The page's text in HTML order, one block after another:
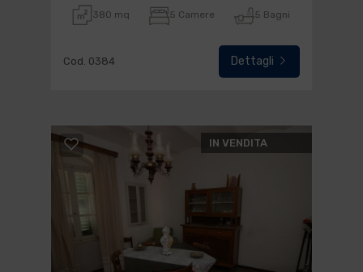
380 mq 5 Camere 5 Bagni
Cod. 0384 Dettagli
IN VENDITA